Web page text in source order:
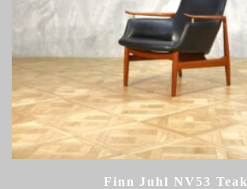
Finn Juhl NV53 Teak